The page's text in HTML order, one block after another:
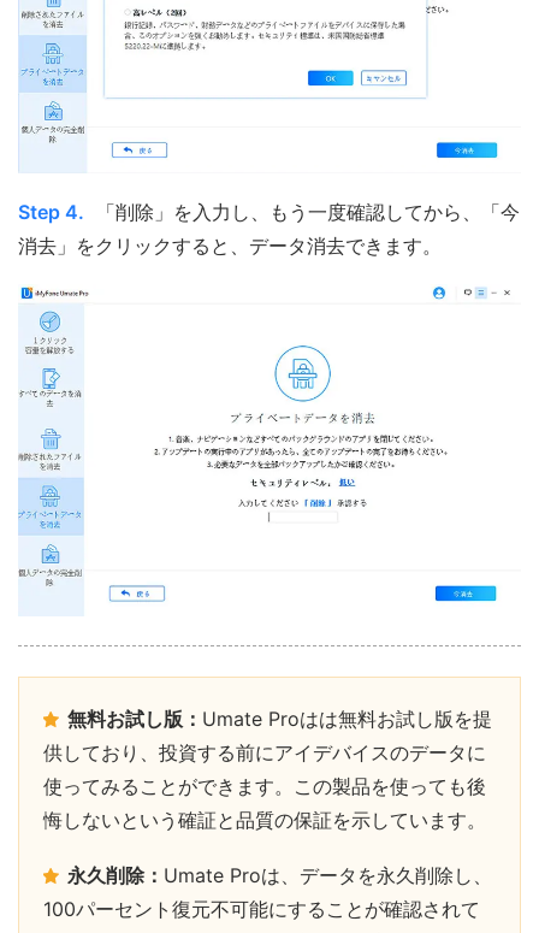
Step 4.
「削除」を入力し、もう一度確認してから、「今
消去」をクリックすると、データ消去できます。
無料お試し版： Umate Proはは無料お試し版を提
供しており、投資する前にアイデバイスのデータに
使ってみることができます。この製品を使っても後
悔しないという確証と品質の保証を示しています。
永久削除： Umate Proは、データを永久削除し、
100パーセント復元不可能にすることが確認されて